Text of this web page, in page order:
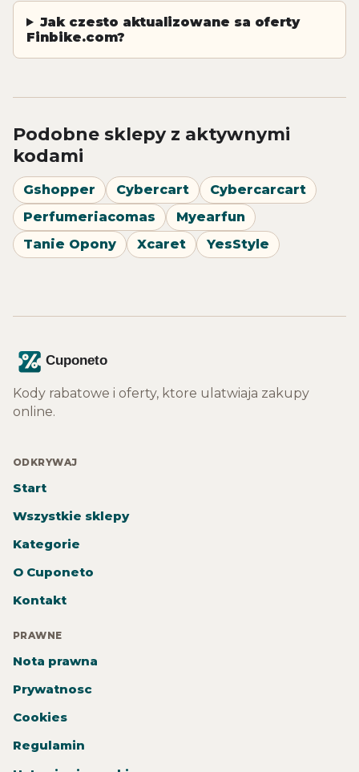
Jak czesto aktualizowane sa oferty
Finbike.com?
Podobne sklepy z aktywnymi
kodami
Gshopper Cybercart
Cybercarcart
Perfumeriacomas
Myearfun
Tanie Opony
Xcaret YesStyle
Kody rabatowe i oferty, ktore ulatwiaja zakupy
online.
ODKRYWAJ
Start
Wszystkie sklepy
Kategorie
O Cuponeto
Kontakt
PRAWNE
Nota prawna
Prywatnosc
Cookies
Regulamin